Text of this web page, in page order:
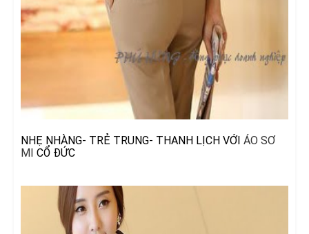
NHẸ NHÀNG- TRẺ TRUNG- THANH LỊCH VỚI ÁO SƠ
MI CỔ ĐỨC